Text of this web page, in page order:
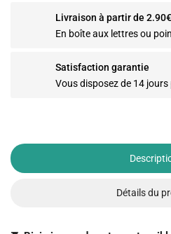
Livraison à partir de
En boîte aux lettres ou
Satisfaction garantie
Vous disposez de 14
Détails du